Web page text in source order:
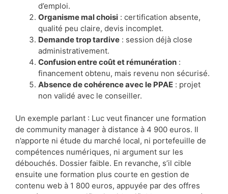
d’emploi.
Organisme mal choisi : certification absente,
qualité peu claire, devis incomplet.
Demande trop tardive : session déjà close
administrativement.
Confusion entre coût et rémunération :
financement obtenu, mais revenu non sécurisé.
Absence de cohérence avec le PPAE : projet
non validé avec le conseiller.
Un exemple parlant : Luc veut financer une formation
de community manager à distance à 4 900 euros. Il
n’apporte ni étude du marché local, ni portefeuille de
compétences numériques, ni argument sur les
débouchés. Dossier faible. En revanche, s’il cible
ensuite une formation plus courte en gestion de
contenu web à 1 800 euros, appuyée par des offres